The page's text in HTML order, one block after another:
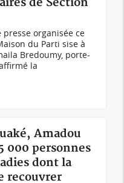
organisée ce
du Parti sise à
Bredoumy, porte-
la
Amadou
000 personnes
dont la
recouvrer